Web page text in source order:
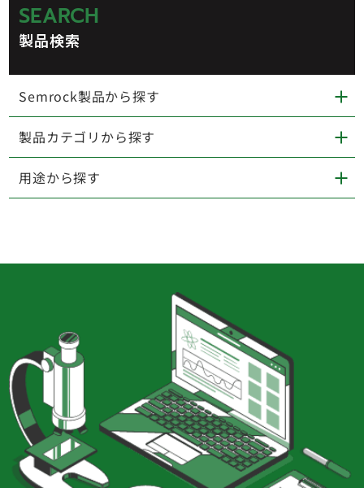
SEARCH
製品検索
Semrock製品から探す
製品カテゴリから探す
用途から探す